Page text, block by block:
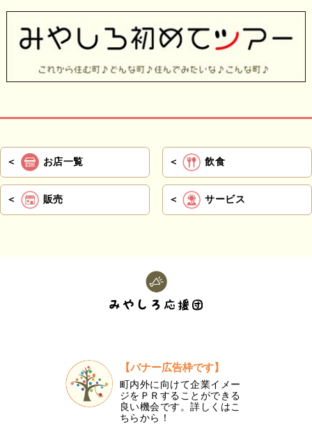
お店一覧 飲食
販売 サービス
【バナー広告枠です】
町内外に向けて企業イメー
ジをＰＲすることができる
良い機会です。詳しくはこ
ちらから！